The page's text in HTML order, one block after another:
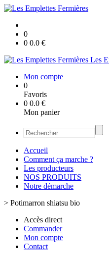
0
0 0.0 €
Les
Mon compte
0
Favoris
0 0.0 €
Mon panier
Accueil
Comment ça marche ?
Les producteurs
NOS PRODUITS
Notre démarche
> Potimarron shiatsu bio
Accès direct
Commander
Mon compte
Contact